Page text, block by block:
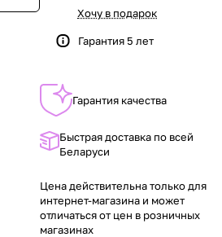
Хочу в подарок
Гарантия 5 лет
Гарантия качества
Быстрая доставка по всей
Беларуси
Цена действительна только для
интернет-магазина и может
отличаться от цен в розничных
магазинах